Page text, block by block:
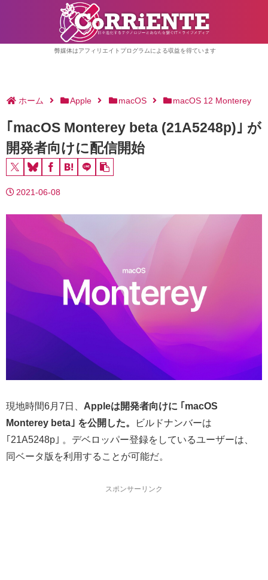
弊媒体はアフィリエイトプログラムによる収益を得ています
ホーム Apple macOS macOS 12 Monterey
｢macOS Monterey beta (21A5248p)｣ が
開発者向けに配信開始
2021-06-08
現地時間6月7日、 Appleは開発者向けに ｢macOS
Monterey beta｣ を公開した。
ビルドナンバーは
｢21A5248p｣ 。デベロッパー登録をしているユーザーは、
同ベータ版を利用することが可能だ。
スポンサーリンク